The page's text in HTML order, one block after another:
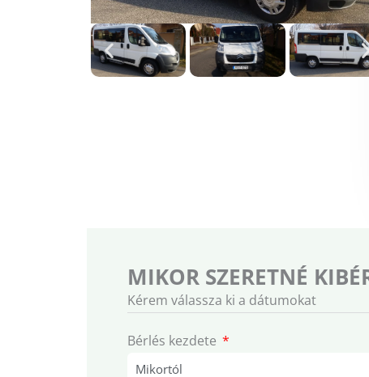
MIKOR SZERETNÉ
Kérem válassza ki a dátumokat
Bérlés kezdete